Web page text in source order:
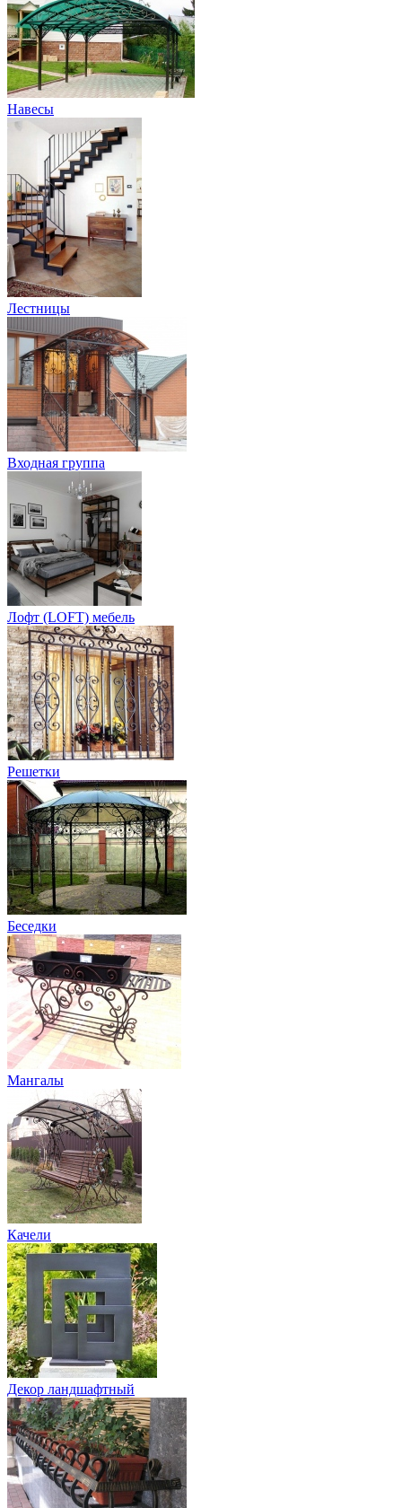
Навесы
Лестницы
Входная группа
Лофт (LOFT) мебель
Решетки
Беседки
Мангалы
Качели
Декор ландшафтный